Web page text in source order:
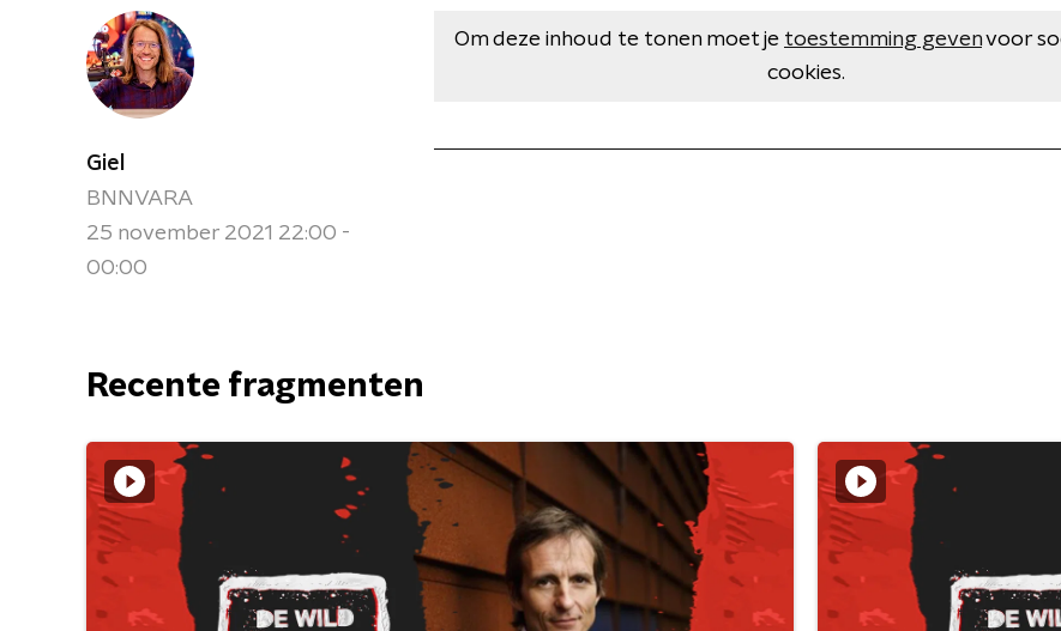
Giel
BNNVARA
25 november 2021 22:00 -
00:00
Om deze inhoud te tonen moet je toestemming gevenvoor
cookies.
Recente fragmenten